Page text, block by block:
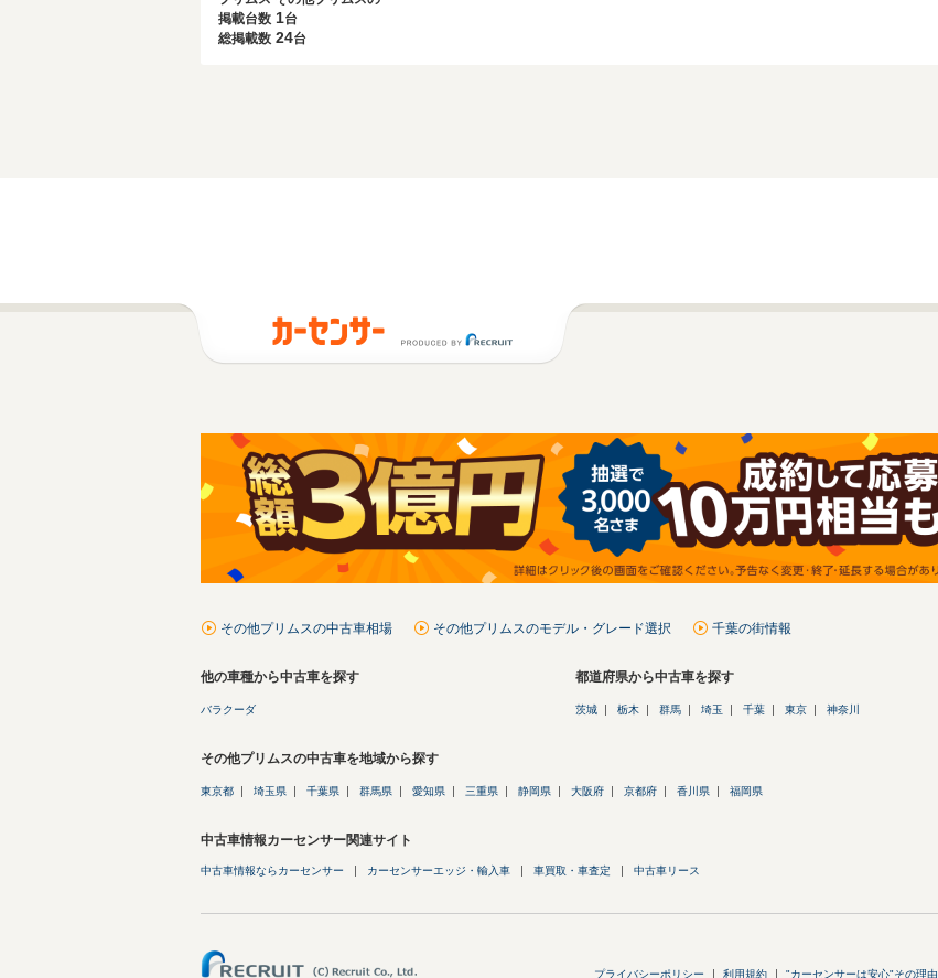
掲載台数 1台
総掲載数 24台
その他プリムスの中古車相場 その他プリムスのモデル・グレード選択 千葉の街情報
他の車種から中古車を探す
バラクーダ
都道府県から中古車を探す
茨城 栃木 群馬 埼玉 千葉 東京 神奈川
その他プリムスの中古車を地域から探す
東京都 埼玉県 千葉県 群馬県 愛知県 三重県 静岡県 大阪府 京都府 香川県 福岡県
中古車情報カーセンサー関連サイト
中古車情報ならカーセンサー カーセンサーエッジ・輸入車 車買取・車査定 中古車リース
プライバシーポリシー 利用規約 "カーセンサーは安心"その理由